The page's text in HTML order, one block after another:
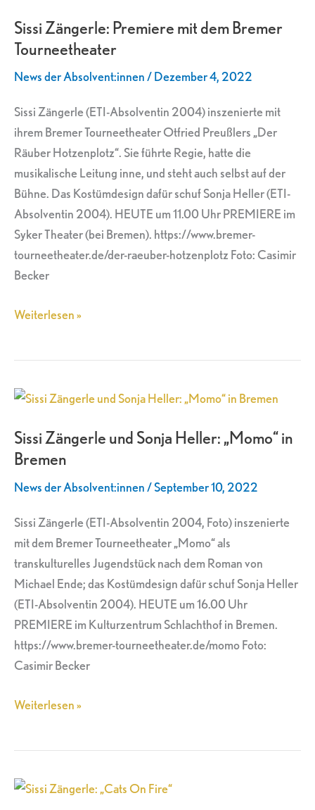
Sissi Zängerle: Premiere mit dem Bremer
Tourneetheater
News der Absolvent:innen/Dezember 4, 2022
Sissi Zängerle (ETI-Absolventin 2004) inszenierte mit
ihrem Bremer Tourneetheater Otfried Preußlers „Der
Räuber Hotzenplotz“. Sie führte Regie, hatte die
musikalische Leitung inne, und steht auch selbst auf der
Bühne. Das Kostümdesign dafür schuf Sonja Heller (ETI-
Absolventin 2004). HEUTE um 11.00 Uhr PREMIERE im
Syker Theater (bei Bremen). https://www.bremer-
tourneetheater.de/der-raeuber-hotzenplotz Foto: Casimir
Becker
mit
dem
Bremer
Weiterlesen »
Sissi Zängerle und Sonja Heller: „Momo“ in
Bremen
News der Absolvent:innen/September 10, 2022
Sissi Zängerle (ETI-Absolventin 2004, Foto) inszenierte
mit dem Bremer Tourneetheater „Momo“ als
transkulturelles Jugendstück nach dem Roman von
Michael Ende; das Kostümdesign dafür schuf Sonja Heller
(ETI-Absolventin 2004). HEUTE um 16.00 Uhr
PREMIERE im Kulturzentrum Schlachthof in Bremen.
https://www.bremer-tourneetheater.de/momo Foto:
Casimir Becker
Sissi
und
Sonja
in
Bremen
Weiterlesen »
Sissi